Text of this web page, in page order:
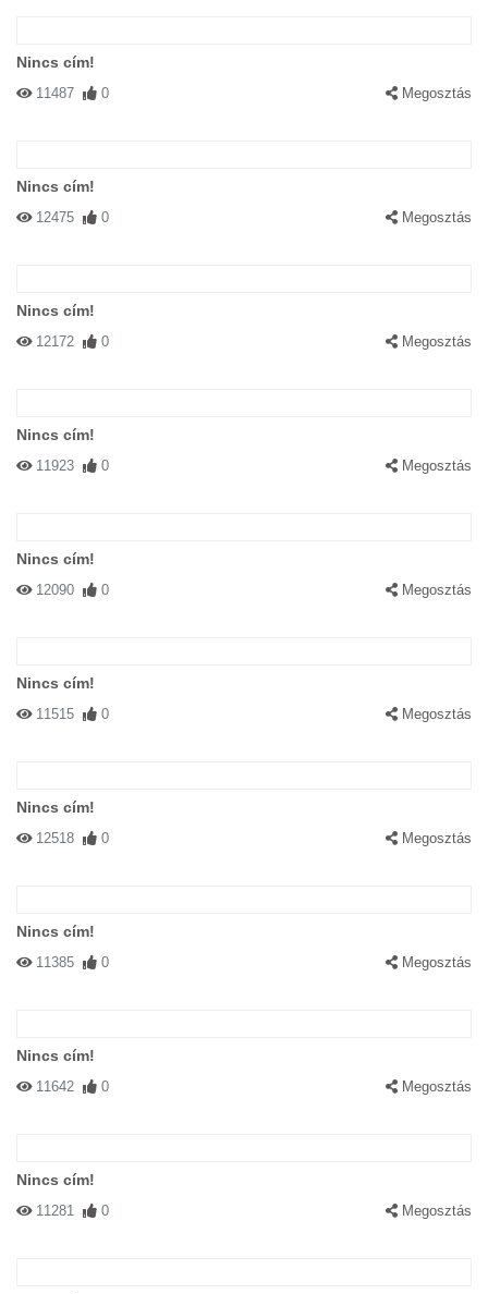
Nincs cím!
11487 0 Megosztás
Nincs cím!
12475 0 Megosztás
Nincs cím!
12172 0 Megosztás
Nincs cím!
11923 0 Megosztás
Nincs cím!
12090 0 Megosztás
Nincs cím!
11515 0 Megosztás
Nincs cím!
12518 0 Megosztás
Nincs cím!
11385 0 Megosztás
Nincs cím!
11642 0 Megosztás
Nincs cím!
11281 0 Megosztás